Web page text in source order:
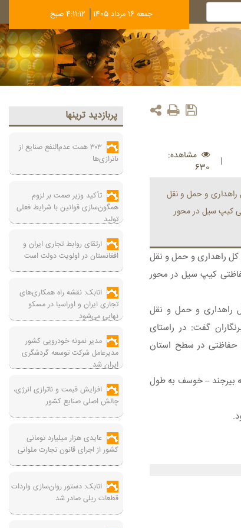
جمعه 16 مرداد 1405 4:11:12 صبح
|
مشاهده:
630
راهداری و حمل و نقل
کیپ سیل در محور
کل راهداری و حمل و نقل
کیپ سیل در محور
راهداری و حمل و نقل
۳۰ تیر در جمع خبرنگاران گفت: در راستای
حفاظتی در سطح استان
بیرجند – خوسف به طول
پربازديد ترينها
۳۰۳ همت عدم‌النفع صنایع از
ناترازی‌ها
تأکید وزیر صمت بر لزوم
همگون‌سازی قوانین با شرایط فعلی
تولید
ارتقای روابط تجاری ایران و
افغانستان در اولویت دولت است
اتابک: نقشه راه همکاری‌های
تجاری ایران و اوراسیا در مسکو
نهایی می‌شود
مدیر نمونه خودرویی کشور
مدیرعامل شرکت توسعه گردشگری
ایران شد
افزایش قیمت و ناترازی انرژی،
چالش اصلی صنایع کشور
عایدی هزار میلیارد تومانی
کشور از اجرای قانون تجارت ملوانی
اتابک: دستور روان‌سازی واردات
قطعات ریلی صادر شد